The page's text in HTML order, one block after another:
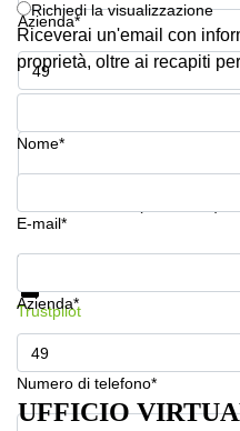
Affitto
Business
Centers
a Napoli
in
a
Firenze
Coworking
in affitto su
Via Cipro,
Brescia
Azienda*
Numero di telefono*
Richiedi la visualizzazione
Riceverai un'email con
proprietà, oltre ai recapiti
Nome*
E-mail*
Azienda*
Numero di telefono*
Mostra prezzi e maggiori
Trustpilot
UFFICIO